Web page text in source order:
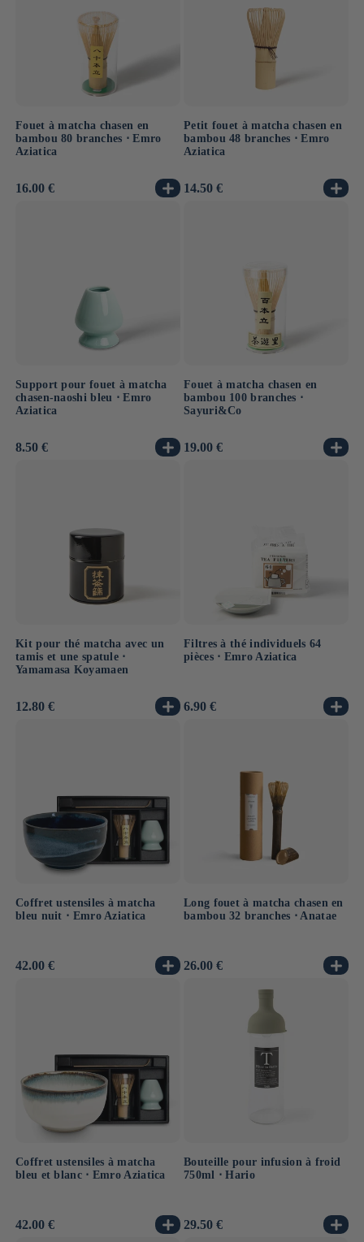
Fouet à matcha chasen en
bambou 80 branches ⋅ Emro
Aziatica
Prix
16.00 €
Petit fouet à matcha chasen en
bambou 48 branches ⋅ Emro
Aziatica
Prix
14.50 €
Support pour fouet à matcha
chasen-naoshi bleu ⋅ Emro
Aziatica
Prix
8.50 €
Fouet à matcha chasen en
bambou 100 branches ⋅
Sayuri&Co
Prix
19.00 €
Kit pour thé matcha avec un
tamis et une spatule ⋅
Yamamasa Koyamaen
Prix
12.80 €
Filtres à thé individuels 64
pièces ⋅ Emro Aziatica
Prix
6.90 €
Coffret ustensiles à matcha
bleu nuit ⋅ Emro Aziatica
Prix
42.00 €
Long fouet à matcha chasen en
bambou 32 branches ⋅ Anatae
Prix
26.00 €
Coffret ustensiles à matcha
bleu et blanc ⋅ Emro Aziatica
Prix
42.00 €
Bouteille pour infusion à froid
750ml ⋅ Hario
Prix
29.50 €